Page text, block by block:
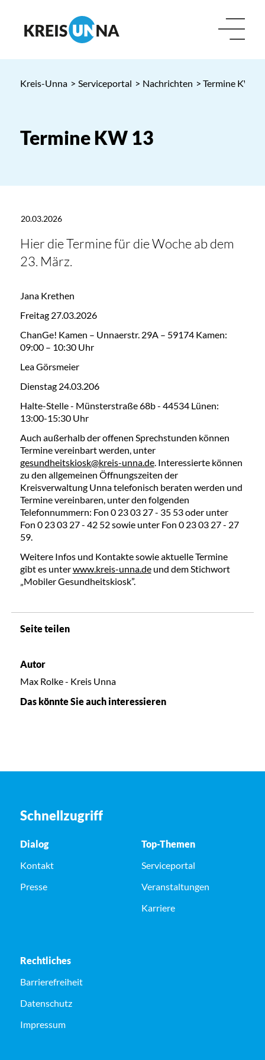
Kreis-Unna > Serviceportal > Nachrichten > Termine KW 13
Termine KW 13
20.03.2026
Hier die Termine für die Woche ab dem
23. März.
Jana Krethen
Freitag 27.03.2026
ChanGe! Kamen – Unnaerstr. 29A – 59174 Kamen:
09:00 – 10:30 Uhr
Lea Görsmeier
Dienstag 24.03.206
Halte-Stelle - Münsterstraße 68b - 44534 Lünen:
13:00-15:30 Uhr
Auch außerhalb der offenen Sprechstunden können
Termine vereinbart werden, unter
gesundheitskiosk@kreis-unna.de. Interessierte können
zu den allgemeinen Öffnungszeiten der
Kreisverwaltung Unna telefonisch beraten werden und
Termine vereinbaren, unter den folgenden
Telefonnummern: Fon 0 23 03 27 - 35 53 oder unter
Fon 0 23 03 27 - 42 52 sowie unter Fon 0 23 03 27 - 27
59.
Weitere Infos und Kontakte sowie aktuelle Termine
gibt es unterwww.kreis-unna.deund dem Stichwort
„Mobiler Gesundheitskiosk”.
Seite teilen
Autor
Max Rolke - Kreis Unna
Das könnte Sie auch interessieren
Schnellzugriff
Dialog
Kontakt
Presse
Top-Themen
Serviceportal
Veranstaltungen
Karriere
Rechtliches
Barrierefreiheit
Datenschutz
Impressum